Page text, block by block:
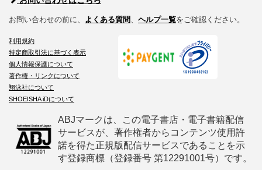
お問い合わせの前に、 よくある質問、 ヘルプ一覧をご確認ください。
利用規約
特定商取引法に基づく表示
個人情報保護について
著作権・リンクについて
翔泳社について
SHOEISHA iDについて
ABJマークは、この電子書店・電子書籍配信
サービスが、著作権者からコンテンツ使用許
諾を得た正規版配信サービスであることを示
す登録商標（登録番号 第12291001号）です。